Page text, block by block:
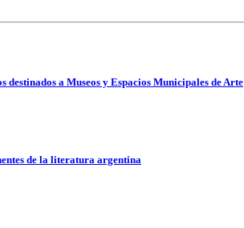
a Museos y Espacios Municipales de Arte
de la literatura argentina